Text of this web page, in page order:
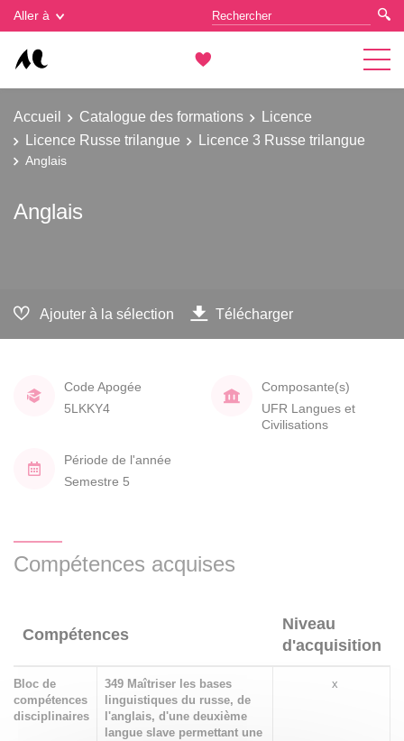
Aller à
Accueil Catalogue des formations
Licence
Licence Russe trilangue
Licence 3 Russe trilangue
Anglais
Anglais
Ajouter à la sélection Télécharger
Code Apogée
5LKKY4
Composante(s)
UFR Langues et
Civilisations
Période de l'année
Semestre 5
Compétences acquises
Compétences
Niveau
d'acquisition
Bloc de
compétences
disciplinaires
349 Maîtriser les bases
linguistiques du russe, de
l'anglais, d'une deuxième
langue slave permettant une
x
Gestion des cookies